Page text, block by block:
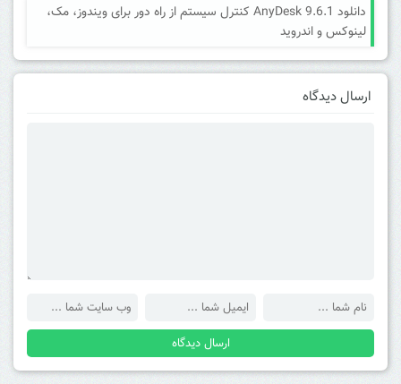
دانلود AnyDesk 9.6.1 کنترل سیستم از راه دور برای ویندوز، مک،
لینوکس و اندروید
ارسال دیدگاه